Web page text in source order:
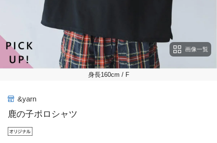
画像一覧
身長160cm / F
&yarn
鹿の子ポロシャツ